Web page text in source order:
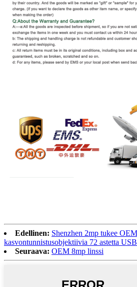
Edellinen: Shenzhen 2mp tukee
kasvontunnistusobjektiivia 72 astetta
Seuraava: OEM 8mp linssi